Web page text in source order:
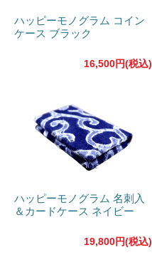
ハッピーモノグラム コイン
ケース ブラック
16,500円(税込)
ハッピーモノグラム 名刺入
＆カードケース ネイビー
19,800円(税込)